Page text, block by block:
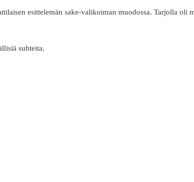
esittelemän sake-valikoiman muodossa. Tarjolla oli
suhteita.